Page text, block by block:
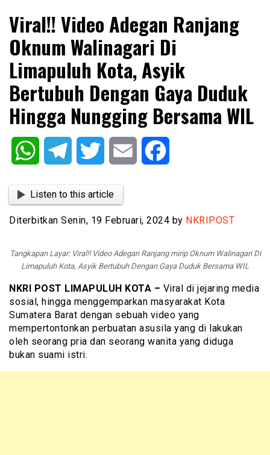
NKRIPOST
Viral!! Video Adegan Ranjang
Oknum Walinagari Di
Limapuluh Kota, Asyik
Bertubuh Dengan Gaya Duduk
Hingga Nungging Bersama WIL
WhatsAppTelegram Twitter Email
Listen to this article
Diterbitkan Senin, 19 Februari, 2024 by NKRIPOST
Tangkapan Layar: Viral!! Video Adegan Ranjang mirip Oknum Walinagari Di
Limapuluh Kota, Asyik Bertubuh Dengan Gaya Duduk Bersama WIL
NKRI POST LIMAPULUH KOTA – Viral di jejaring media
sosial, hingga menggemparkan masyarakat Kota
Sumatera Barat dengan sebuah video yang
mempertontonkan perbuatan asusila yang di lakukan
oleh seorang pria dan seorang wanita yang diduga
bukan suami istri.